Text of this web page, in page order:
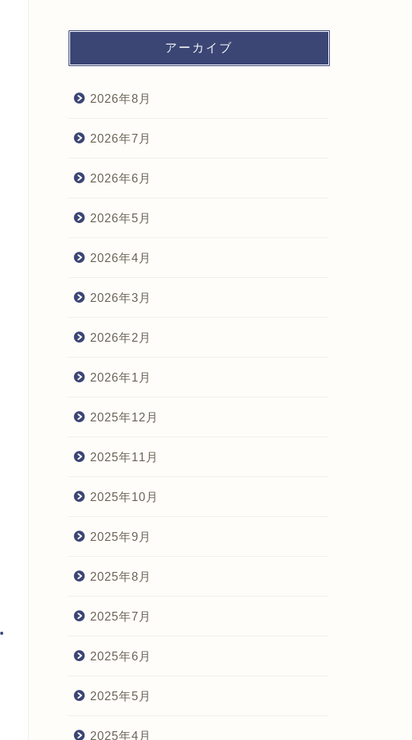
アーカイブ
2026年8月
2026年7月
2026年6月
2026年5月
2026年4月
2026年3月
2026年2月
2026年1月
2025年12月
2025年11月
2025年10月
2025年9月
2025年8月
2025年7月
2025年6月
2025年5月
2025年4月